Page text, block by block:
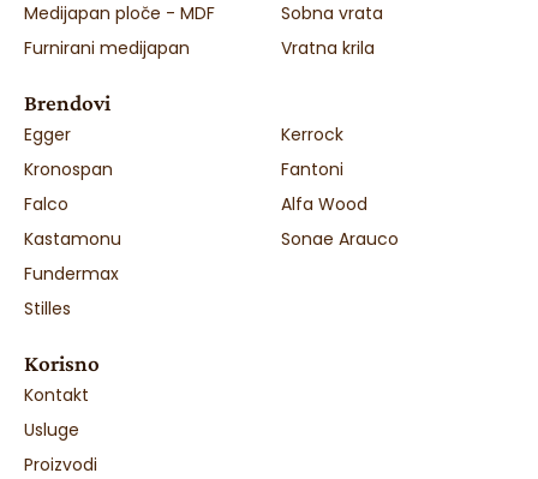
Medijapan ploče - MDF
Furnirani medijapan
Sobna vrata
Vratna krila
Brendovi
Egger
Kronospan
Falco
Kastamonu
Fundermax
Stilles
Kerrock
Fantoni
Alfa Wood
Sonae Arauco
Korisno
Kontakt
Usluge
Proizvodi